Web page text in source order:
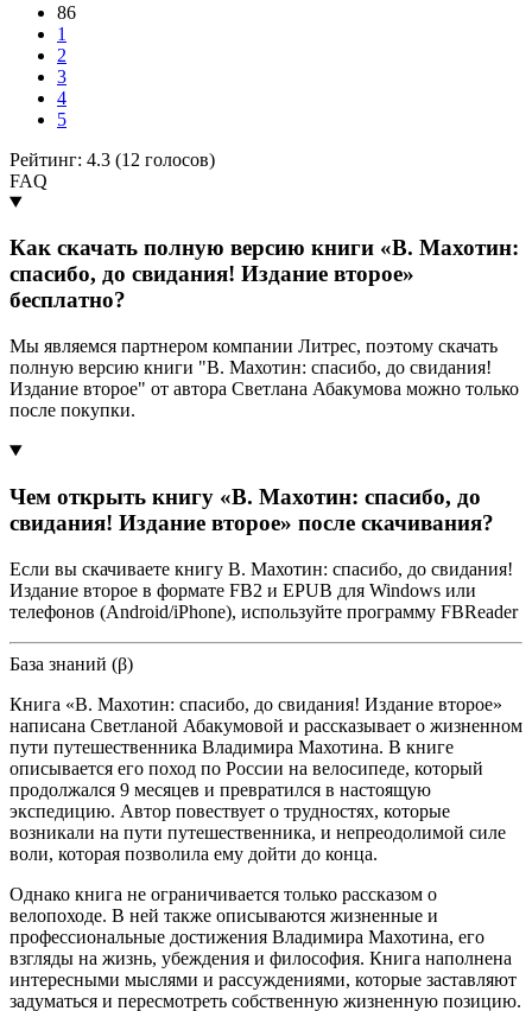
86
1
2
3
4
5
Рейтинг: 4.3 (12 голосов)
FAQ
Как скачать полную версию книги «В. Махотин:
спасибо, до свидания! Издание второе»
бесплатно?
Мы являемся партнером компании Литрес, поэтому скачать
полную версию книги "В. Махотин: спасибо, до свидания!
Издание второе" от автора Светлана Абакумова можно только
после покупки.
Чем открыть книгу «В. Махотин: спасибо, до
свидания! Издание второе» после скачивания?
Если вы скачиваете книгу В. Махотин: спасибо, до свидания!
Издание второе в формате FB2 и EPUB для Windows или
телефонов (Android/iPhone), используйте программу FBReader
База знаний (β)
Книга «В. Махотин: спасибо, до свидания! Издание второе»
написана Светланой Абакумовой и рассказывает о жизненном
пути путешественника Владимира Махотина. В книге
описывается его поход по России на велосипеде, который
продолжался 9 месяцев и превратился в настоящую
экспедицию. Автор повествует о трудностях, которые
возникали на пути путешественника, и непреодолимой силе
воли, которая позволила ему дойти до конца.
Однако книга не ограничивается только рассказом о
велопоходе. В ней также описываются жизненные и
профессиональные достижения Владимира Махотина, его
взгляды на жизнь, убеждения и философия. Книга наполнена
интересными мыслями и рассуждениями, которые заставляют
задуматься и пересмотреть собственную жизненную позицию.